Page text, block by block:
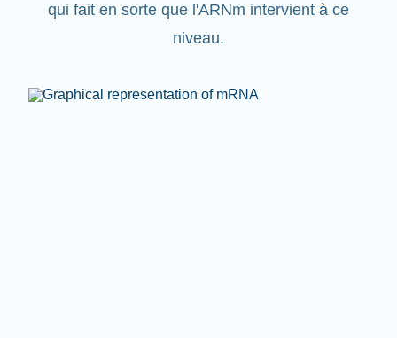
qui fait en sorte que l'ARNm intervient à ce
niveau.